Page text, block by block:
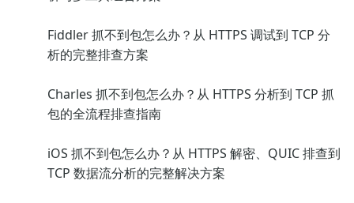
Fiddler 抓不到包怎么办？从 HTTPS 调试到 TCP 分
析的完整排查方案
Charles 抓不到包怎么办？从 HTTPS 分析到 TCP 抓
包的全流程排查指南
iOS 抓不到包怎么办？从 HTTPS 解密、QUIC 排查到
TCP 数据流分析的完整解决方案